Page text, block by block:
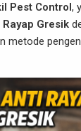
Pest Control,
Gresik
metode